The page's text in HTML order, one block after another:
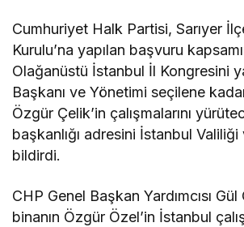
Cumhuriyet Halk Partisi, Sarıyer
Kurulu’na yapılan başvuru
Olağanüstü İstanbul İl Kongresini
Başkanı ve Yönetimi seçilene
Özgür Çelik’in çalışmalarını
başkanlığı adresini İstanbul Valiliği
bildirdi.
CHP Genel Başkan Yardımcısı
binanın Özgür Özel’in İstanbul